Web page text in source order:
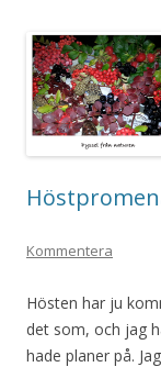
Kommentera
Hösten har ju
det som, och jag
hade planer på.